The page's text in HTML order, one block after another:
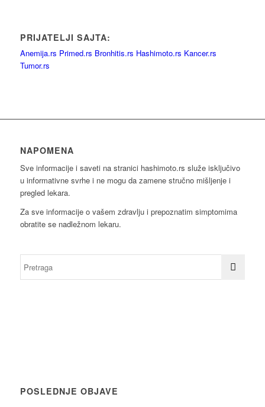
PRIJATELJI SAJTA:
Anemija.rs Primed.rs Bronhitis.rs Hashimoto.rs Kancer.rs
Tumor.rs
NAPOMENA
Sve informacije i saveti na stranici hashimoto.rs služe isključivo
u informativne svrhe i ne mogu da zamene stručno mišljenje i
pregled lekara.
Za sve informacije o vašem zdravlju i prepoznatim simptomima
obratite se nadležnom lekaru.
POSLEDNJE OBJAVE